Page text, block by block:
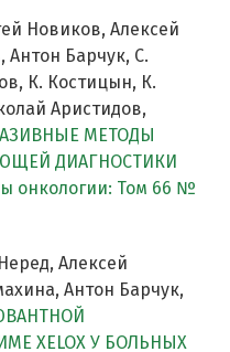
Новиков, Алексей
Антон Барчук, С.
К. Костицын, К.
Аристидов,
МЕТОДЫ
ДИАГНОСТИКИ
онкологии: Том 66 №
Алексей
Антон Барчук,
XELOX У БОЛЬНЫХ